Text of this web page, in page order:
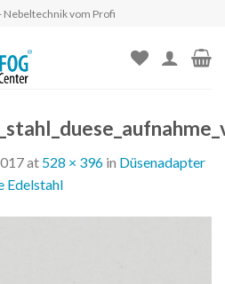
Nebeltechnik vom Profi
at 528 × 396 in Düsenadapter
Edelstahl